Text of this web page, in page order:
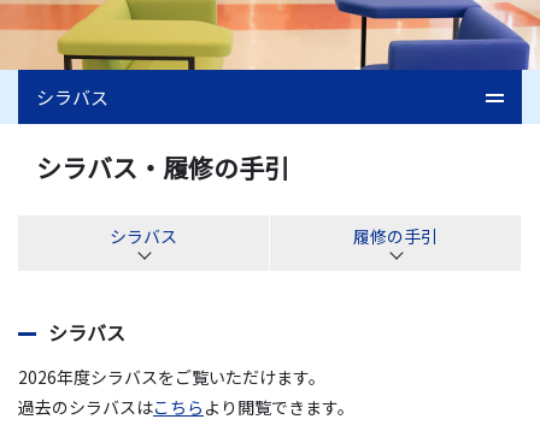
シラバス
シラバス・履修の手引
シラバス 履修の手引
シラバス
2026年度シラバスをご覧いただけます。
過去のシラバスはこちら より閲覧できます。